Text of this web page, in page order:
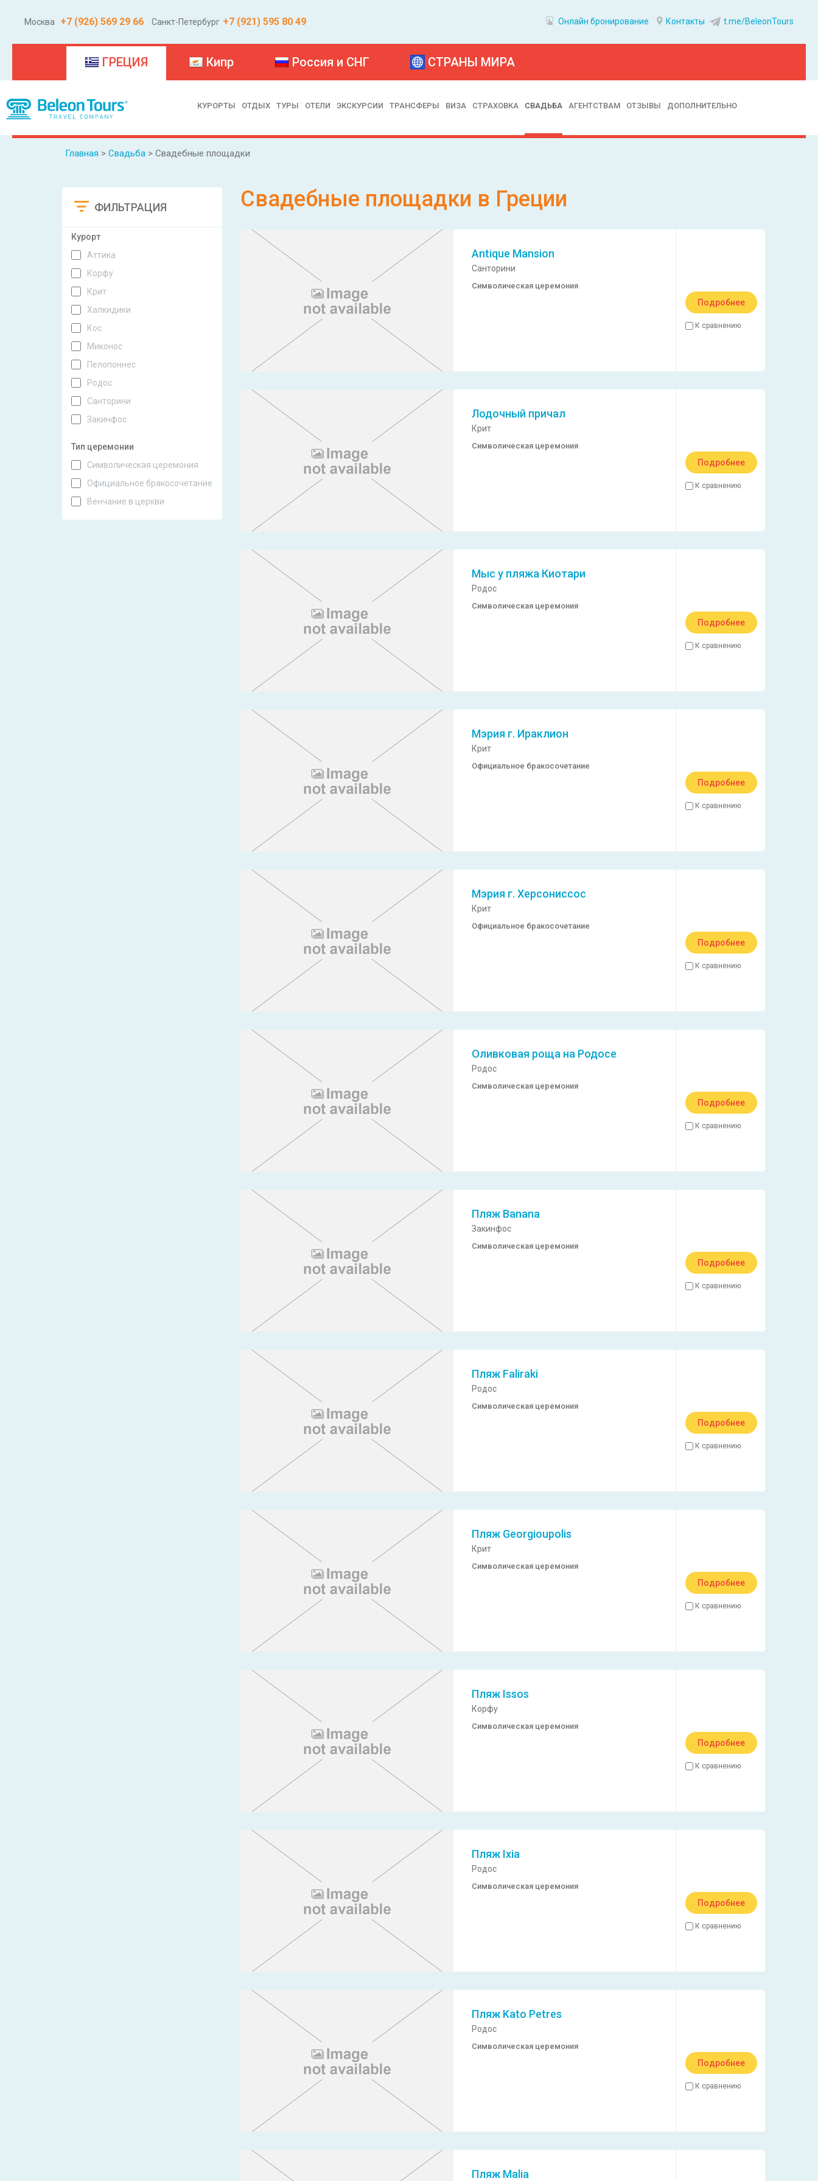
Москва +7 (926) 569 29 66 Санкт-Петербург +7 (921) 595 80 49 Онлайн бронирование Контакты t.me/BeleonTours
ГРЕЦИЯ(current) Кипр Россия и СНГ СТРАНЫ МИРА
КУРОРТЫ ОТДЫХ ТУРЫ ОТЕЛИ ЭКСКУРСИИ ТРАНСФЕРЫ ВИЗА СТРАХОВКА СВАДЬБА АГЕНТСТВАМ ОТЗЫВЫ ДОПОЛНИТЕЛЬНО
Главная > Свадьба > Свадебные площадки
ФИЛЬТРАЦИЯ
Курорт
Аттика
Корфу
Крит
Халкидики
Кос
Миконос
Пелопоннес
Родос
Санторини
Закинфос
Тип церемонии
Символическая церемония
Официальное бракосочетание
Венчание в церкви
Свадебные площадки в Греции
Antique Mansion
Санторини
Символическая церемония
Подробнее
К сравнению
Лодочный причал
Крит
Символическая церемония
Подробнее
К сравнению
Мыс у пляжа Киотари
Родос
Символическая церемония
Подробнее
К сравнению
Мэрия г. Ираклион
Крит
Официальное бракосочетание
Подробнее
К сравнению
Мэрия г. Херсониссос
Крит
Официальное бракосочетание
Подробнее
К сравнению
Оливковая роща на Родосе
Родос
Символическая церемония
Подробнее
К сравнению
Пляж Banana
Закинфос
Символическая церемония
Подробнее
К сравнению
Пляж Faliraki
Родос
Символическая церемония
Подробнее
К сравнению
Пляж Georgioupolis
Крит
Символическая церемония
Подробнее
К сравнению
Пляж Issos
Корфу
Символическая церемония
Подробнее
К сравнению
Пляж Ixia
Родос
Символическая церемония
Подробнее
К сравнению
Пляж Kato Petres
Родос
Символическая церемония
Подробнее
К сравнению
Пляж Malia